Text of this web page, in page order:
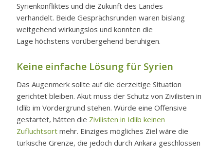
Syrienkonfliktes und die Zukunft des Landes
verhandelt. Beide Gesprächsrunden waren bislang
weitgehend wirkungslos und konnten die
Lage höchstens vorübergehend beruhigen.
Keine einfache Lösung für Syrien
Das Augenmerk sollte auf die derzeitige Situation
gerichtet bleiben. Akut muss der Schutz von Zivilisten in
Idlib im Vordergrund stehen. Würde eine Offensive
gestartet, hätten die Zivilisten in Idlib keinen
Zufluchtsortmehr. Einziges mögliches Ziel wäre die
türkische Grenze, die jedoch durch Ankara geschlossen